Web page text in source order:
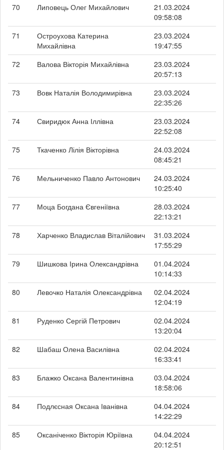
70
Липовець Олег Михайлович
21.03.2024
09:58:08
71
Остроухова Катерина
Михайлівна
23.03.2024
19:47:55
72
Валова Вікторія Михайлівна
23.03.2024
20:57:13
73
Вовк Наталія Володимирівна
23.03.2024
22:35:26
74
Свиридюк Анна Іллівна
23.03.2024
22:52:08
75
Ткаченко Лілія Вікторівна
24.03.2024
08:45:21
76
Мельниченко Павло Антонович
24.03.2024
10:25:40
77
Моца Богдана Євгеніївна
28.03.2024
22:13:21
78
Харченко Владислав Віталійович
31.03.2024
17:55:29
79
Шишкова Ірина Олександрівна
01.04.2024
10:14:33
80
Левочко Наталія Олександрівна
02.04.2024
12:04:19
81
Руденко Сергій Петрович
02.04.2024
13:20:04
82
Шабаш Олена Василівна
02.04.2024
16:33:41
83
Блажко Оксана Валентинівна
03.04.2024
18:58:06
84
Подлєсная Оксана Іванівна
04.04.2024
14:22:29
85
Оксаніченко Вікторія Юріївна
04.04.2024
20:12:51